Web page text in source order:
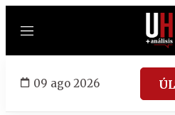
Menú
09 ago 2026